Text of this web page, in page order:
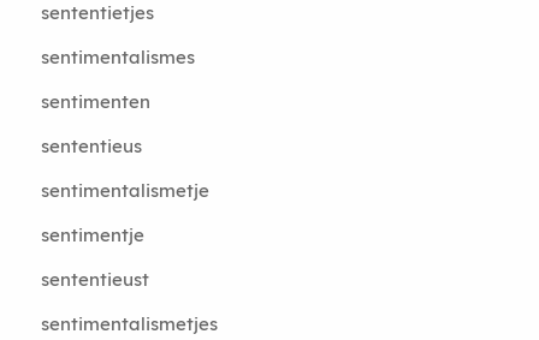
sententietjes
sentimentalismes
sentimenten
sententieus
sentimentalismetje
sentimentje
sententieust
sentimentalismetjes